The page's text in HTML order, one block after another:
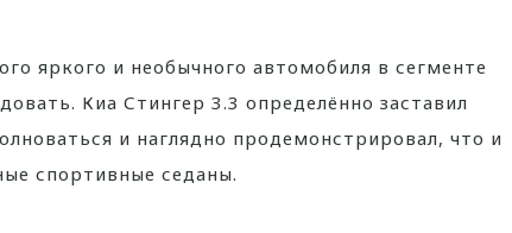
яркого и необычного автомобиля в сегменте
Киа Стингер 3.3 определённо заставил
и наглядно продемонстрировал, что и
спортивные седаны.